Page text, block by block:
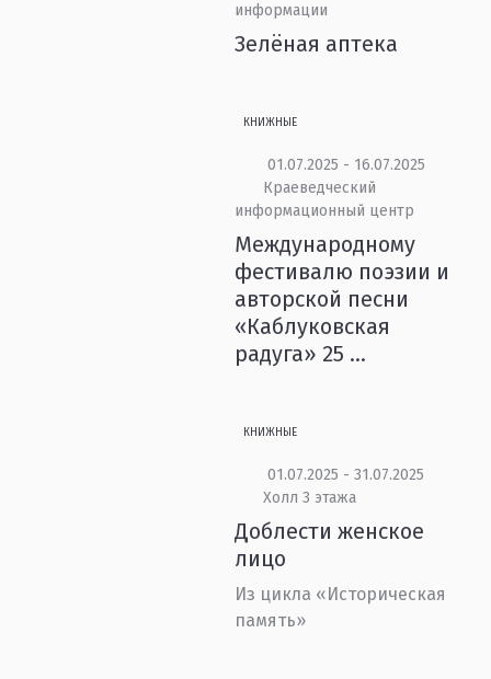
информации
Зелёная аптека
КНИЖНЫЕ
01.07.2025 - 16.07.2025
Краеведческий
информационный центр
Международному
фестивалю поэзии и
авторской песни
«Каблуковская
радуга» 25 ...
КНИЖНЫЕ
01.07.2025 - 31.07.2025
Холл 3 этажа
Доблести женское
лицо
Из цикла «Историческая
память»